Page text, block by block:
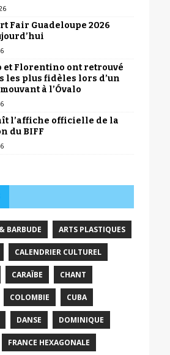
Fair Guadeloupe 2026
et Florentino ont retrouvé
les plus fidèles lors d’un
à l’Óvalo
l’affiche officielle de la
du BIFF
BARBUDE ARTS PLASTIQUES
CALENDRIER CULTUREL
CARAÏBE CHANT
COLOMBIE CUBA
DANSE DOMINIQUE
FRANCE HEXAGONALE